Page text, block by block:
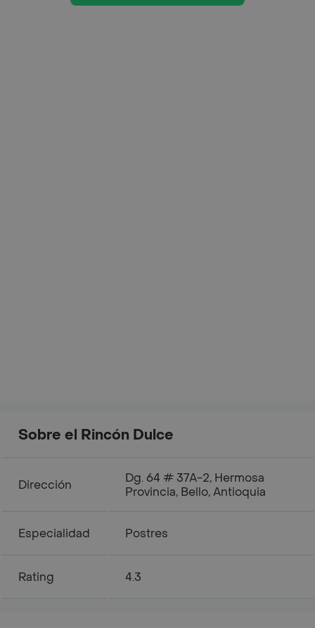
Sobre el Rincón Dulce
Dirección
Dg. 64 # 37A-2, Hermosa
Provincia, Bello, Antioquia
Especialidad Postres
Rating 4.3